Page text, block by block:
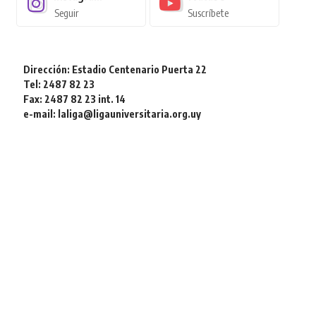
Seguir Suscríbete
Dirección: Estadio Centenario Puerta 22
Tel: 2487 82 23
Fax: 2487 82 23 int. 14
e-mail: laliga@ligauniversitaria.org.uy